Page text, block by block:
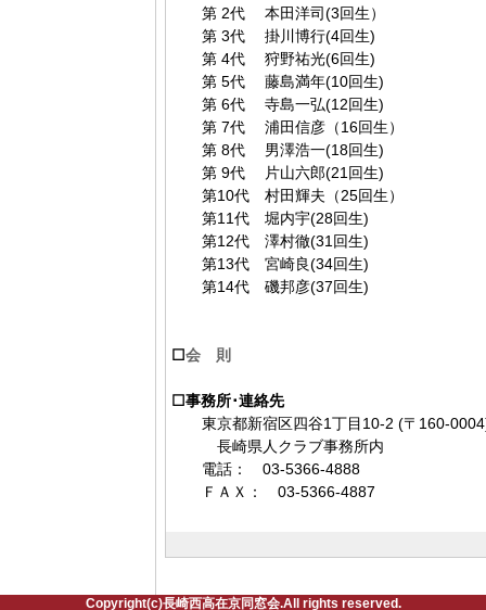
第 2代 本田洋司(3回生）
第 3代 掛川博行(4回生)
第 4代 狩野祐光(6回生)
第 5代 藤島満年(10回生)
第 6代 寺島一弘(12回生)
第 7代 浦田信彦（16回生）
第 8代 男澤浩一(18回生)
第 9代 片山六郎(21回生)
第10代 村田輝夫（25回生）
第11代 堀内宇(28回生)
第12代 澤村徹(31回生)
第13代 宮崎良(34回生)
第14代 磯邦彦(37回生)
☐会 則
☐事務所･連絡先
東京都新宿区四谷1丁目10-2 (〒160-
長崎県人クラブ事務所内
電話： 03-5366-4888
ＦＡＸ： 03-5366-4887
Copyright(c)長崎西高在京同窓会.All rights reserved.